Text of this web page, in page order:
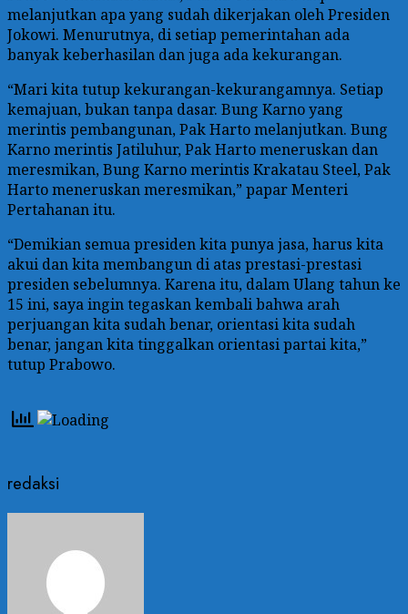
melanjutkan apa yang sudah dikerjakan oleh Presiden
Jokowi. Menurutnya, di setiap pemerintahan ada
banyak keberhasilan dan juga ada kekurangan.
“Mari kita tutup kekurangan-kekurangamnya. Setiap
kemajuan, bukan tanpa dasar. Bung Karno yang
merintis pembangunan, Pak Harto melanjutkan. Bung
Karno merintis Jatiluhur, Pak Harto meneruskan dan
meresmikan, Bung Karno merintis Krakatau Steel, Pak
Harto meneruskan meresmikan,” papar Menteri
Pertahanan itu.
“Demikian semua presiden kita punya jasa, harus kita
akui dan kita membangun di atas prestasi-prestasi
presiden sebelumnya. Karena itu, dalam Ulang tahun ke
15 ini, saya ingin tegaskan kembali bahwa arah
perjuangan kita sudah benar, orientasi kita sudah
benar, jangan kita tinggalkan orientasi partai kita,”
tutup Prabowo.
redaksi